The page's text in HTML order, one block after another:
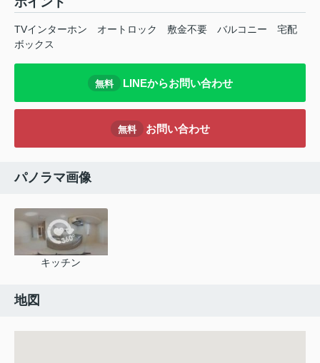
TVインターホン オートロック 敷金不要 バルコニー
宅配
ボックス
無料 LINEからお問い合わせ
無料 お問い合わせ
パノラマ画像
キッチン
地図